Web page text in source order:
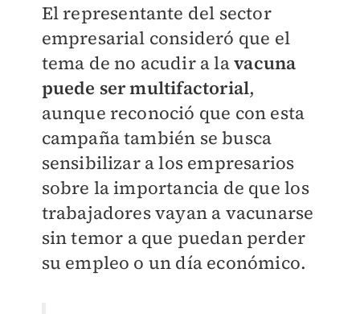
El representante del sector
empresarial consideró que el
tema de no acudir a lavacuna
puede ser multifactorial,
aunque reconoció que con esta
campaña también se busca
sensibilizar a los empresarios
sobre la importancia de que los
trabajadores vayan a vacunarse
sin temor a que puedan perder
su empleo o un día económico.